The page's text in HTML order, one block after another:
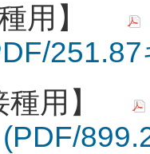
種用】
種用】